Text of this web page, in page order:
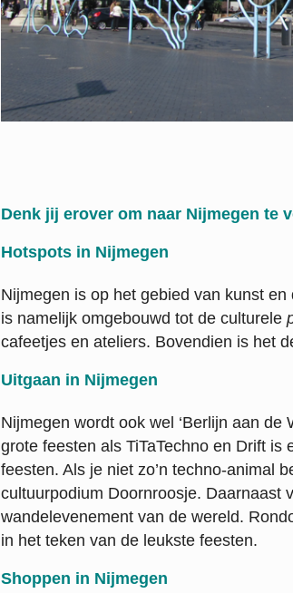
Denk jij erover om naar Nijmegen te
Hotspots in Nijmegen
Nijmegen is op het gebied van kunst
is namelijk omgebouwd tot de culturele
cafeetjes en ateliers. Bovendien is het
Uitgaan in Nijmegen
Nijmegen wordt ook wel ‘Berlijn aan de
grote feesten als TiTaTechno en Drift
feesten. Als je niet zo’n techno-animal
cultuurpodium Doornroosje. Daarnaast
wandelevenement van de wereld.
in het teken van de leukste feesten.
Shoppen in Nijmegen